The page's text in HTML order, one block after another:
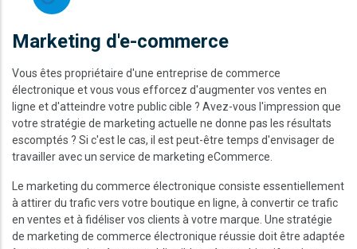
Marketing d'e-commerce
Vous êtes propriétaire d'une entreprise de commerce
électronique et vous vous efforcez d'augmenter vos ventes en
ligne et d'atteindre votre public cible ? Avez-vous l'impression que
votre stratégie de marketing actuelle ne donne pas les résultats
escomptés ? Si c'est le cas, il est peut-être temps d'envisager de
travailler avec un service de marketing eCommerce.
Le marketing du commerce électronique consiste essentiellement
à attirer du trafic vers votre boutique en ligne, à convertir ce trafic
en ventes et à fidéliser vos clients à votre marque. Une stratégie
de marketing de commerce électronique réussie doit être adaptée